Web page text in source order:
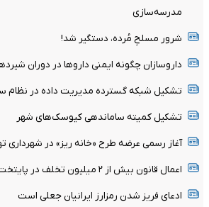
مدرسه‌سازی
شرور مسلحِ مُرده، دستگیر شد!
داروسازان چگونه ایمنی داروها در دوران
تشکیل شبکه گسترده مدیریت داده در نظام
تشکیل کمیته ساماندهی کیوسک‌های شهر
آغاز رسمی عرضه طرح «خانه ریز» در شهرداری
اعمال قانون بیش از ۲ میلیون تخلف در پایتخت از ابتدای سال
ادعای فریز شدن رمزارز ایرانیان جعلی است